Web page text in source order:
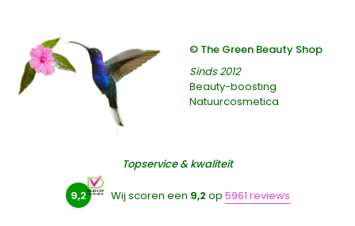
© The Green Beauty Shop
Sinds 2012
Beauty-boosting
Natuurcosmetica
Topservice & kwaliteit
9,2 Wij scoren een 9,2 op 5961 reviews